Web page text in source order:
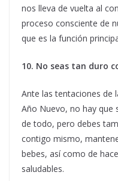
nos lleva de vuelta al
proceso consciente de
que es la función
10. No seas tan duro
Ante las tentaciones de
Año Nuevo, no hay que
de todo, pero debes
contigo mismo,
bebes, así como de
saludables.